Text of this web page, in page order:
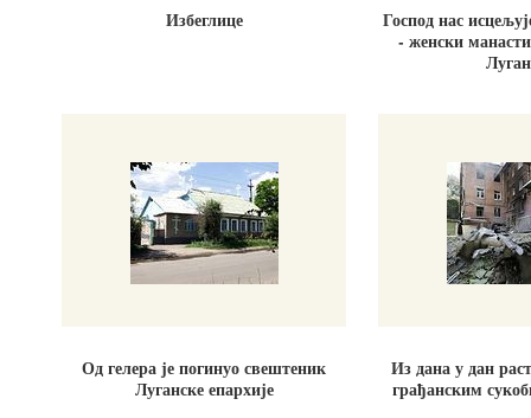
Избеглице
Господ нас
- женски
Од гелера је погинуо свештеник
Луганске епархије
Из дана у дан
грађанским